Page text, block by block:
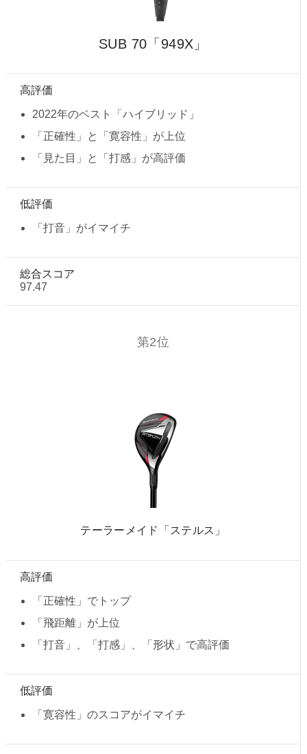
SUB 70「949X」
高評価
2022年のベスト「ハイブリッド」
「正確性」と「寛容性」が上位
「見た目」と「打感」が高評価
低評価
「打音」がイマイチ
総合スコア
97.47
第2位
テーラーメイド「ステルス」
高評価
「正確性」でトップ
「飛距離」が上位
「打音」、「打感」、「形状」で高評価
低評価
「寛容性」のスコアがイマイチ